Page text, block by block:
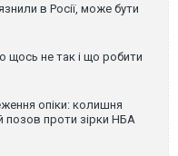
в Росії, може бути
щось не так і що робити
опіки: колишня
позов проти зірки НБА